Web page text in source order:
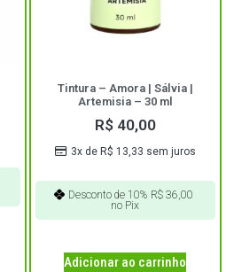
Tintura – Amora | Sálvia |
Artemisia – 30 ml
R$40,00
3x de R$ 13,33 sem juros
Desconto de 10% R$36,00
no Pix
Adicionar ao carrinho